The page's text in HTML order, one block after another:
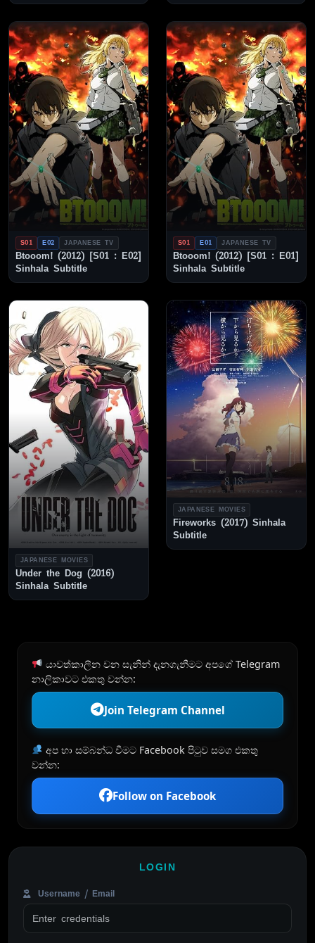
S01 E02 JAPANESE TV
Btooom! (2012) [S01 : E02]
Sinhala Subtitle
S01 E01 JAPANESE TV
Btooom! (2012) [S01 : E01]
Sinhala Subtitle
JAPANESE MOVIES
Under the Dog (2016)
Sinhala Subtitle
JAPANESE MOVIES
Fireworks (2017) Sinhala
Subtitle
යාවත්කාලීන වන සැනින් දැනගැනීමට අපගේ Telegram
නාලිකාවට එකතු වන්න:
Join Telegram Channel
අප හා සම්බන්ධ වීමට Facebook පිටුව සමග එකතු
වන්න:
Follow on Facebook
LOGIN
Username / Email